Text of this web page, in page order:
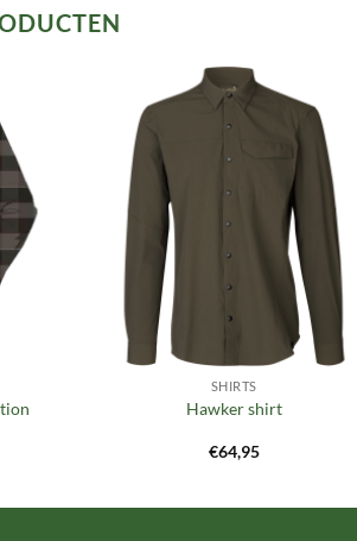
aan
Toevoegen
aan
verlanglijst
SHIRTS
Hawker shirt
€64,95